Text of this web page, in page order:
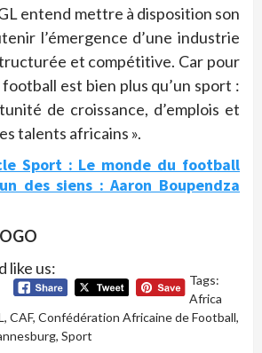
entend mettre à disposition son
l’émergence d’une industrie
et compétitive. Car pour
football est bien plus qu’un sport :
de croissance, d’emplois et
talents africains ».
Sport : Le monde du football
des siens : Aaron Boupendza
like us:
Tags:
Africa
, CAF, Confédération Africaine de Football,
, Sport